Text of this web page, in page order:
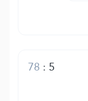
5
:
78